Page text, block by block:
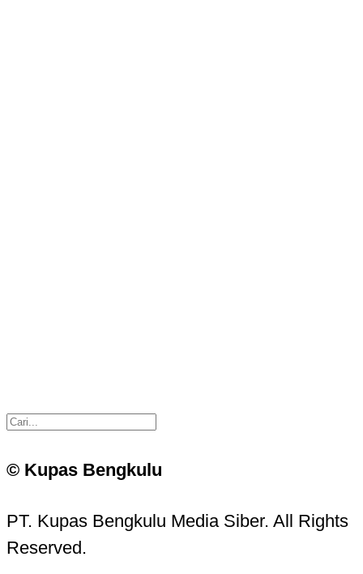
© Kupas Bengkulu
PT. Kupas Bengkulu Media Siber. All Rights
Reserved.